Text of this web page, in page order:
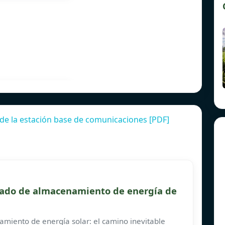
la estación base de comunicaciones [PDF]
de almacenamiento de energía de
de energía solar: el camino inevitable